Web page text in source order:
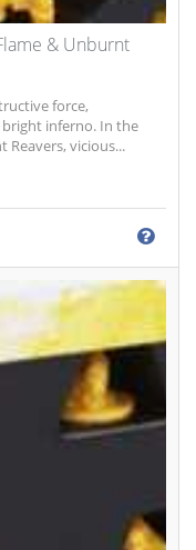
& Unburnt
force,
inferno. In the
Reavers, vicious...